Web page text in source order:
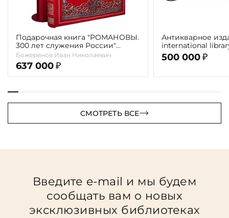
Подарочная книга "РОМАНОВЫ.
300 лет служения России"
Экземпляр № 09 ППМ.17.024
Божерянов Иван Николаевич
637 000 ₽
Антикварное
international
literature" 1898 г.
500 000 ₽
СМОТРЕТЬ ВСЕ
Введите e-mail и мы будем
сообщать вам о новых
эксклюзивных библиотеках